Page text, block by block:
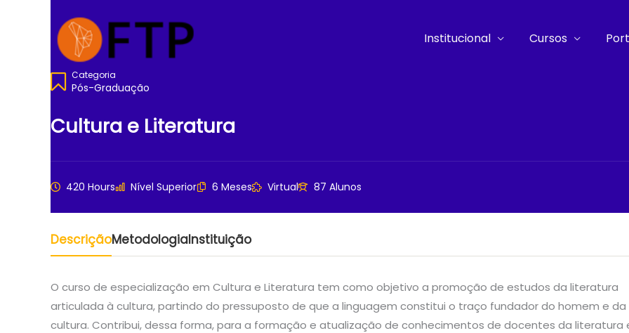
Institucional Cursos
Categoria
Pós-Graduação
Cultura e Literatura
420 Hours Nível Superior 6 Meses Virtual 87 Alunos
DescriçãoMetodologiaInstituição
O curso de especialização em Cultura e Literatura tem como objetivo a promoção de estudos da literatura
articulada à cultura, partindo do pressuposto de que a linguagem constitui o traço fundador do homem e da
cultura. Contribui, dessa forma, para a formação e atualização de conhecimentos de docentes da literatura